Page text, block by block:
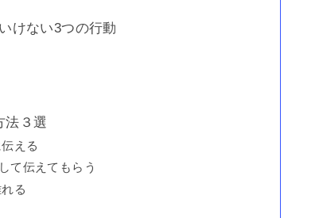
けない3つの行動
法３選
える
て伝えてもらう
る